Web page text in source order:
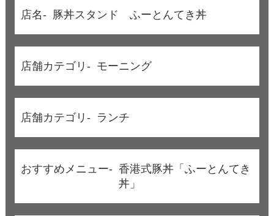
店名- 豚丼スタンド ふーとんてき丼
店舗カテゴリ- モーニング
店舗カテゴリ- ランチ
おすすめメニュー- 香港式豚丼「ふーとんてき
丼」